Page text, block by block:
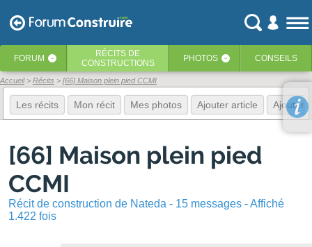
FORUM ‹ RÉCITS DE
CONSTRUCTIONS
PHOTOS ‹ CONSEILS
Accueil Récits [66] Maison plein pied CCMI
Les récits Mon récit Mes photos Ajouter article Ajouter
[66] Maison plein pied
CCMI
Récit de construction de Nateda - 15 messages - Affiché
1.422 fois